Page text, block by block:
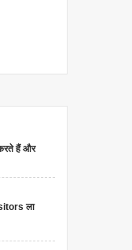
हैं और
ला